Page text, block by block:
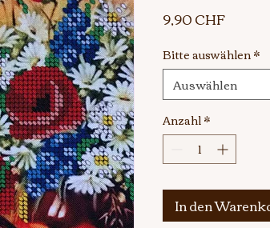
9,90 CHFPreis
Bitte auswählen*
Auswählen
Anzahl*
In den